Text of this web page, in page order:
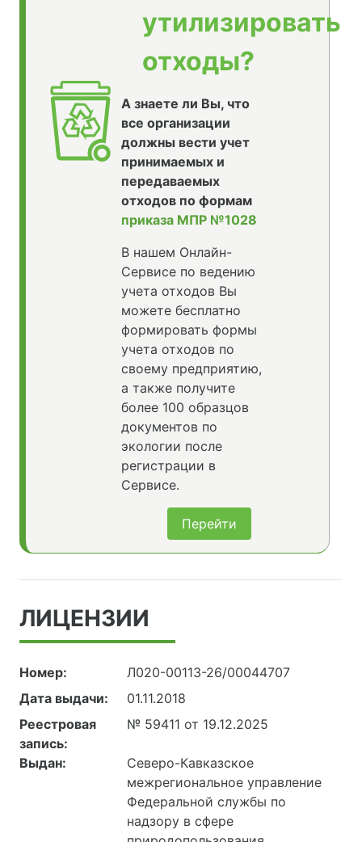
утилизировать
отходы?
А знаете ли Вы, что
все организации
должны вести учет
принимаемых и
передаваемых
отходов по формам
приказа МПР №1028
В нашем Онлайн-
Сервисе по ведению
учета отходов Вы
можете бесплатно
формировать формы
учета отходов по
своему предприятию,
а также получите
более 100 образцов
документов по
экологии после
регистрации в
Сервисе.
Перейти
ЛИЦЕНЗИИ
Номер:
Л020-00113-26/00044707
Дата выдачи:
01.11.2018
Реестровая
запись:
№ 59411 от 19.12.2025
Выдан:
Северо-Кавказское
межрегиональное управление
Федеральной службы по
надзору в сфере